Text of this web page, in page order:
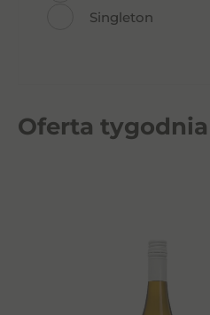
Singleton
Oferta tygodnia